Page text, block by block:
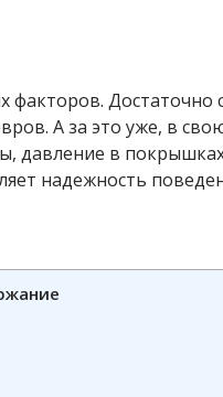
факторов. Достаточно
А за это уже, в
давление в
надежность